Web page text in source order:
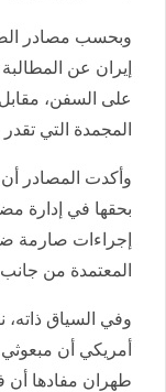
وبحسب مصادر
إيران عن
على السفن، مقابل
المجمدة التي تقدر بنحو 100 مليار دولار
وأكدت المصادر
بحقها في إدارة
إجراءات صارمة
المعتمدة من
وفي السياق
أمريكي أن
طهران مفادها